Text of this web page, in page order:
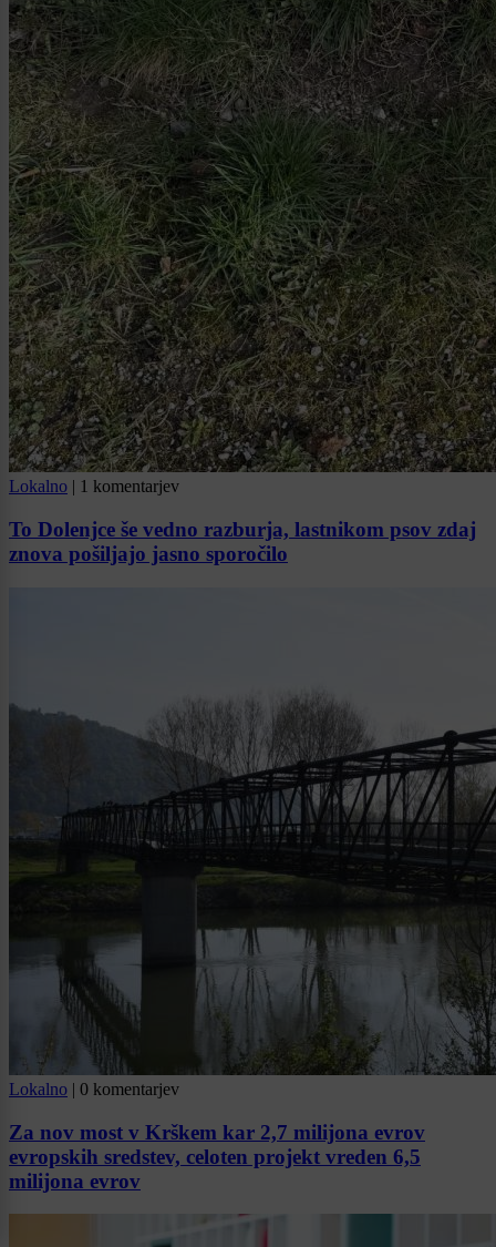
Lokalno | 1 komentarjev
To Dolenjce še vedno razburja, lastnikom psov zdaj
znova pošiljajo jasno sporočilo
Lokalno | 0 komentarjev
Za nov most v Krškem kar 2,7 milijona evrov
evropskih sredstev, celoten projekt vreden 6,5
milijona evrov